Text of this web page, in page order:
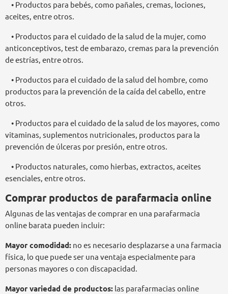
• Productos para bebés, como pañales, cremas, lociones,
aceites, entre otros.
• Productos para el cuidado de la salud de la mujer, como
anticonceptivos, test de embarazo, cremas para la prevención
de estrías, entre otros.
• Productos para el cuidado de la salud del hombre, como
productos para la prevención de la caída del cabello, entre
otros.
• Productos para el cuidado de la salud de los mayores, como
vitaminas, suplementos nutricionales, productos para la
prevención de úlceras por presión, entre otros.
• Productos naturales, como hierbas, extractos, aceites
esenciales, entre otros.
Comprar productos de parafarmacia online
Algunas de las ventajas de comprar en una parafarmacia
online barata pueden incluir:
Mayor comodidad: no es necesario desplazarse a una farmacia
física, lo que puede ser una ventaja especialmente para
personas mayores o con discapacidad.
Mayor variedad de productos: las parafarmacias online